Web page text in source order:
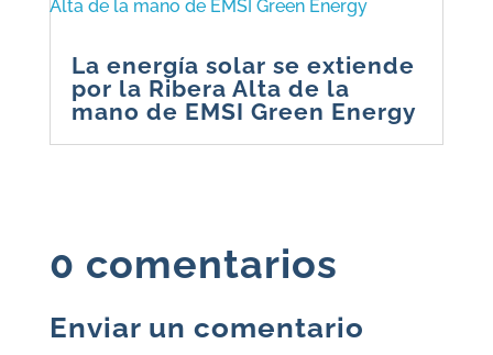
La energía solar se extiende
por la Ribera Alta de la
mano de EMSI Green Energy
0 comentarios
Enviar un comentario